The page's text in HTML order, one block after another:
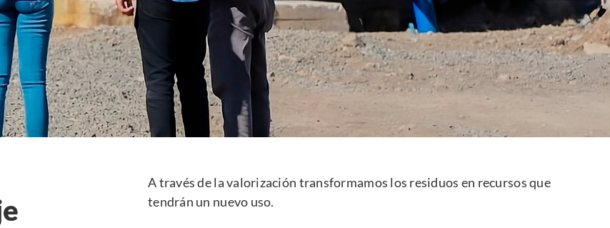
A través de la valorización transformamos los residuos en recursos que
tendrán un nuevo uso.